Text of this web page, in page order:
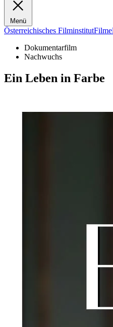
Menü
Österreichisches FilminstitutFilme
Dokumentarfilm
Nachwuchs
Ein Leben in Farbe